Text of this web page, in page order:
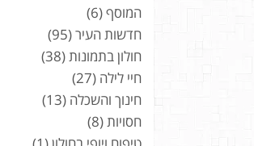
המוסף(6)
חדשות העיר(95)
חולון בתמונות (38)
חיי לילה (27)
חינוך והשכלה (13)
חסויות (8)